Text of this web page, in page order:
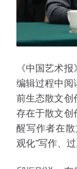
《中国艺术
编辑过程中阅
前生态散文创
存在于散文创
醒写作者在
观化”写作、